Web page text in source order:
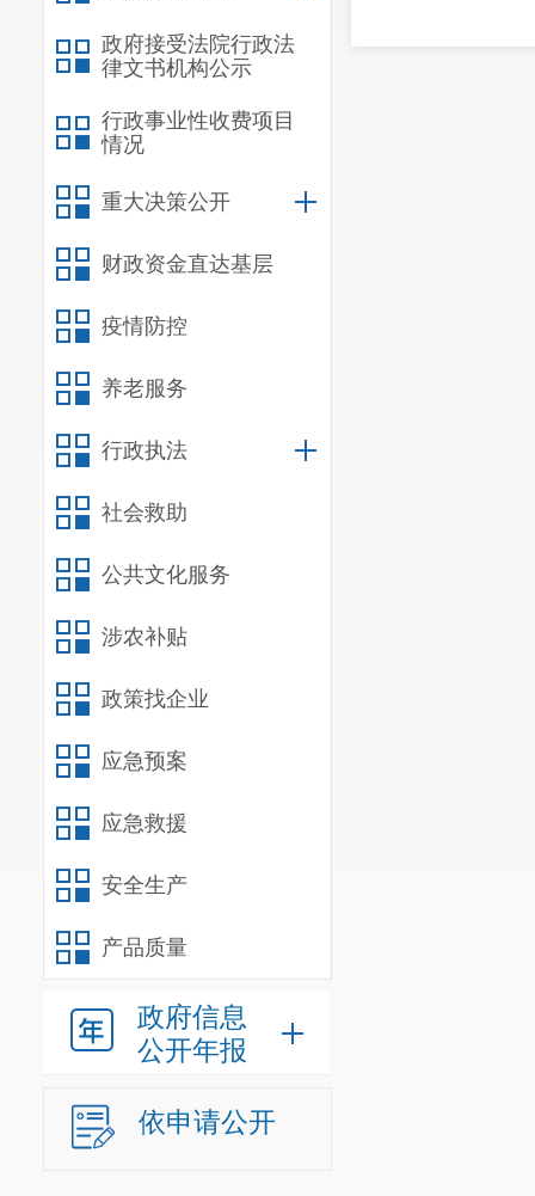
政府接受法院行政法
律文书机构公示
行政事业性收费项目
情况
重大决策公开
财政资金直达基层
疫情防控
养老服务
行政执法
社会救助
公共文化服务
涉农补贴
政策找企业
应急预案
应急救援
安全生产
产品质量
政府信息
公开年报
依申请公开